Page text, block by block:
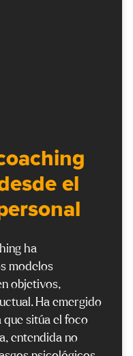
el
ha
modelos
objetivos,
Ha emergido
sitúa el foco
entendida no